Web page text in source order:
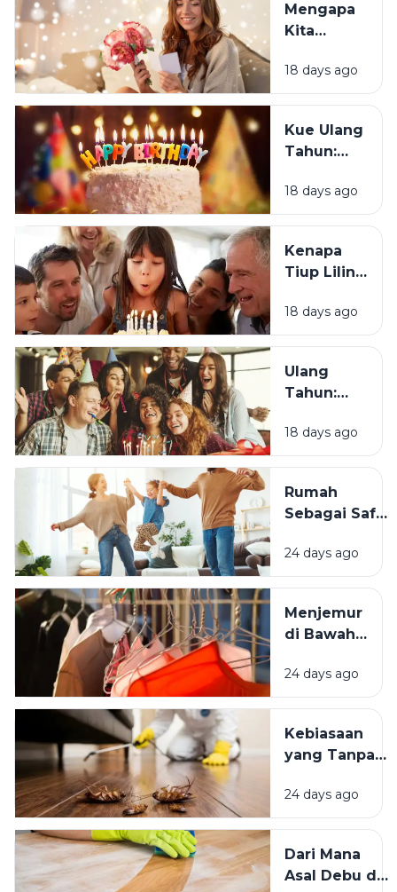
Merasa
Sedih Saat
Tahun?
Mengapa
Kita
Mendapat
Ucapan
Tahun?
18 days ago
Kue Ulang
Tahun:
Tradisi Ini
Berawal?
18 days ago
Kenapa
Tiup Lilin
Tradisi
Saat Ulang
18 days ago
Ulang
Tahun:
Momen
Bertambah
Terasa
Istimewa?
18 days ago
Rumah
Sebagai Safe
Mengapa
Lingkungan
Tinggal yang
Bersih
Kesejahteraan
Kita?
24 days ago
Menjemur
di Bawah
atau Di
Tempat
Mana yang
Lebih
24 days ago
Kebiasaan
yang Tanpa
Mengundang
Kecoak,
Hama
Lainnya Ke
24 days ago
Dari Mana
Asal Debu di